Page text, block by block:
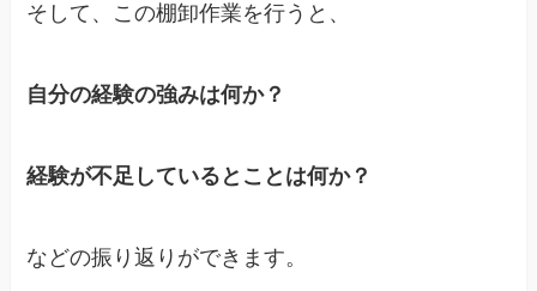
そして、この棚卸作業を行うと、
自分の経験の強みは何か？
経験が不足しているとことは何か？
などの振り返りができます。